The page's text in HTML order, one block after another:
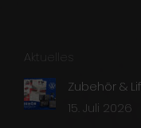
Aktuelles
Zubehör &
15. Juli 2026